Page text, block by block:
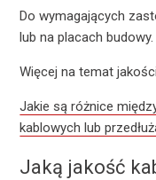
Do wymagających
lub na placach budowy.
Więcej na temat
Jakie są różnice
kablowych lub
Jaką jakość